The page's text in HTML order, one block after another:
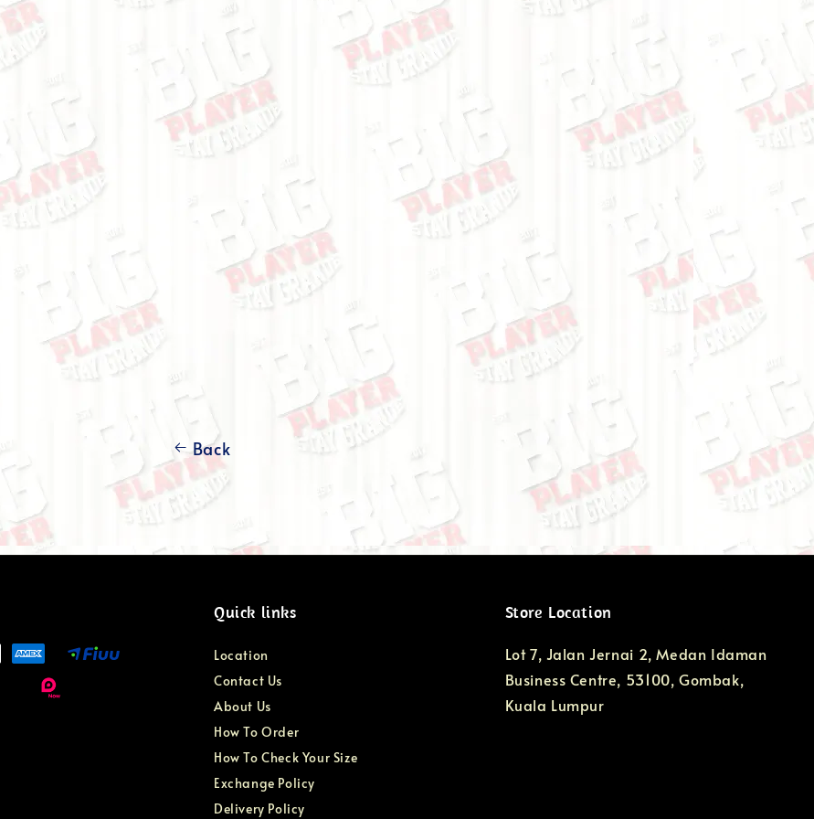
Back
Quick links
Location
Contact Us
About Us
How To Order
How To Check Your Size
Exchange Policy
Delivery Policy
Store Location
Lot 7, Jalan Jernai 2, Medan Idaman
Business Centre, 53100, Gombak,
Kuala Lumpur